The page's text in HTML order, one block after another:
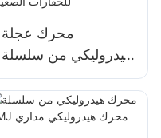
محرك عجلة
هيدروليكي من سلسلة
BM3 لنوع Eaton
مناسب للحفارات
الصغيرة